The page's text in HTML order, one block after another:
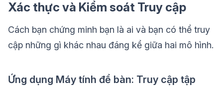
Xác thực và Kiểm soát Truy cập
Cách bạn chứng minh bạn là ai và bạn có thể truy
cập những gì khác nhau đáng kể giữa hai mô hình.
Ứng dụng Máy tính để bàn: Truy cập tập